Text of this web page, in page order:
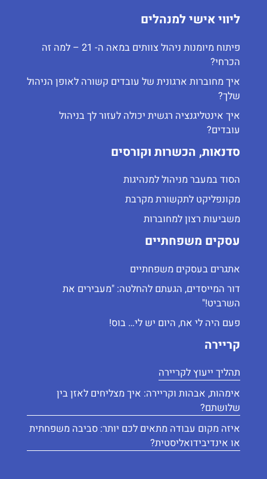
ליווי אישי למנהלים
פיתוח מיומנות ניהול צוותים במאה ה- 21 – למה זה
הכרחי?
איך מחוברות ארגונית של עובדים קשורה לאופן הניהול
שלך?
איך אינטליגנציה רגשית יכולה לעזור לך בניהול
עובדים?
סדנאות, הכשרות וקורסים
הסוד במעבר מניהול למנהיגות
מקונפליקט לתקשורת מקרבת
משביעות רצון למחוברות
עסקים משפחתיים
אתגרים בעסקים משפחתיים
דור המייסדים, הגעתם להחלטה: "מעבירים את
השרביט!"
פעם היה לי אח, היום יש לי… בוס!
קריירה
תהליך ייעוץ לקריירה
אימהוּת, אבהוּת וקריירה: איך מצליחים לאזן בין
שלושתם?
איזה מקום עבודה מתאים לכם יותר: סביבה משפחתית
או אינדיבידואליסטית?